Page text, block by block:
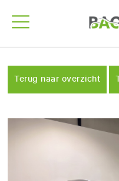
Terug naar overzicht